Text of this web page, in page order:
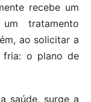
recebe um
tratamento
ao solicitar a
fria: o plano de
saúde, surge a